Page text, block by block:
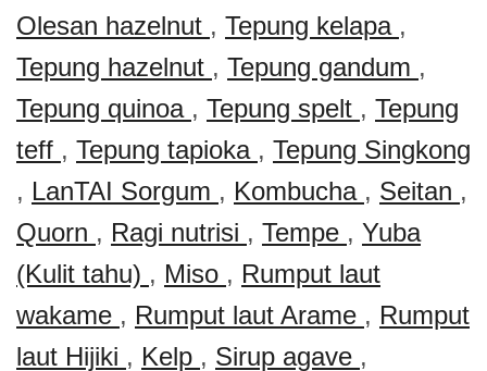
Olesan hazelnut , Tepung kelapa ,
Tepung hazelnut , Tepung gandum ,
Tepung quinoa , Tepung spelt , Tepung
teff , Tepung tapioka , Tepung Singkong
, LanTAI Sorgum , Kombucha , Seitan ,
Quorn , Ragi nutrisi , Tempe , Yuba
(Kulit tahu) , Miso , Rumput laut
wakame , Rumput laut Arame , Rumput
laut Hijiki , Kelp , Sirup agave ,